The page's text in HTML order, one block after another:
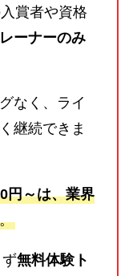
賞者や資格
ーナーのみ
なく、ライ
継続できま
円～は、業界
無料体験ト